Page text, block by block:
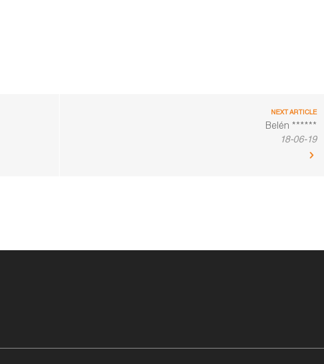
NEXT ARTICLE
Belén ******
18-06-19